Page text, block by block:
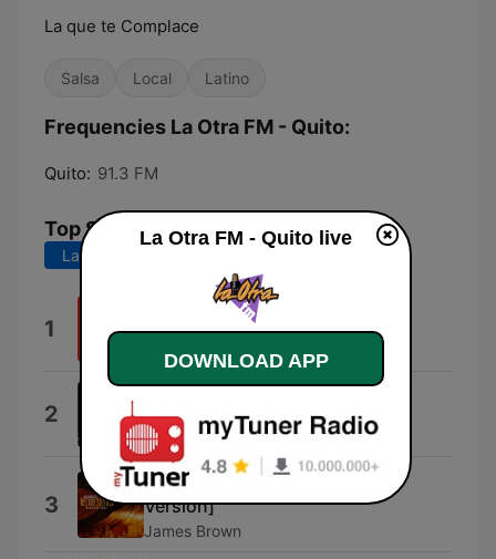
La que te Complace
Salsa Local Latino
Frequencies La Otra FM - Quito:
Quito: 91.3 FM
Top Songs
Last 7 days
1 Apertura (En Vivo)
2 JHidalgo
3
I Got You (I Feel Good) [1966
Version]
James Brown
La Otra FM - Quito live
DOWNLOAD APP